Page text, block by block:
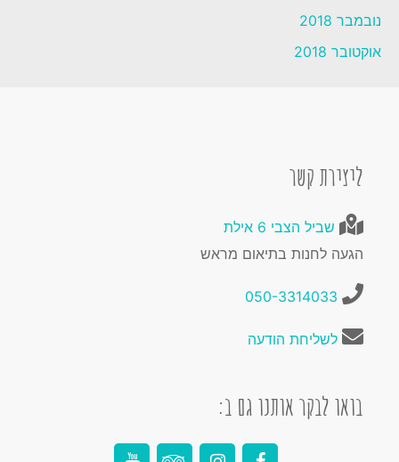
נובמבר 2018
אוקטובר 2018
ליצירת קשר
שביל הצבי 6 אילת
הגעה לחנות בתיאום מראש
050-3314033
לשליחת הודעה
בואו לבקר אותנו גם ב: